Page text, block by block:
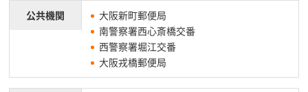
公共機関
大阪新町郵便局
南警察署西心斎橋交番
西警察署堀江交番
大阪戎橋郵便局